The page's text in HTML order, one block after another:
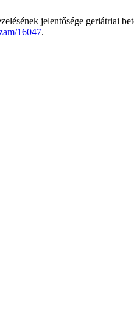
jelentősége geriátriai
16047.